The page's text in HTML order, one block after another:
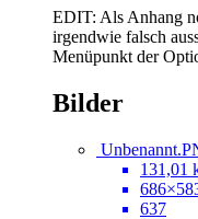
EDIT: Als Anhang
irgendwie falsch
Menüpunkt der
Bilder
131,01
637